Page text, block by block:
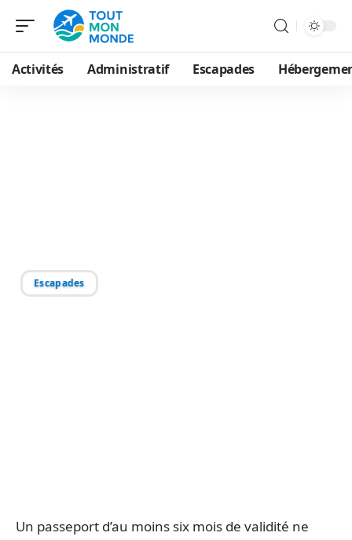
Activités Administratif Escapades
Escapades
Un passeport d’au moins six mois de validité ne